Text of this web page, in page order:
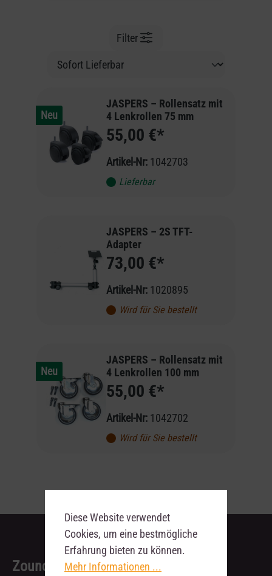
Filter
Neu
JASPERS – Rollensatz mit
4 Lenkrollen 75 mm
55,00 €*
Artikel-Nr: 1042703
Lieferbar
JASPERS – 2S TFT-
Adapter
73,00 €*
Artikel-Nr: 1020895
Wird für Sie bestellt
Neu
JASPERS – Rollensatz mit
4 Lenkrollen 100 mm
55,00 €*
Artikel-Nr: 1042702
Wird für Sie bestellt
Zoundhouse Dresden
Diese Website verwendet
Cookies, um eine bestmögliche
Erfahrung bieten zu können.
Mehr Informationen ...